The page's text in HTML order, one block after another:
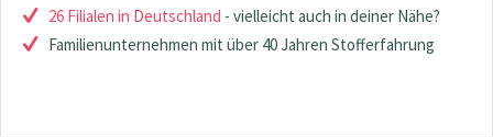
26 Filialen in Deutschland - vielleicht auch in deiner Nähe?
Familienunternehmen mit über 40 Jahren Stofferfahrung